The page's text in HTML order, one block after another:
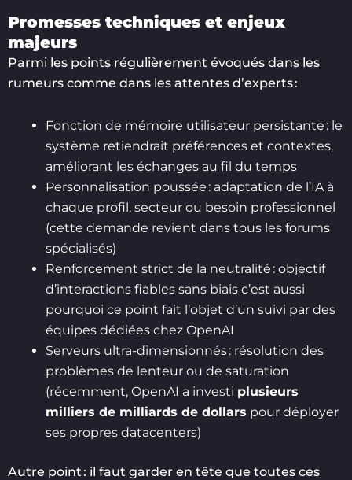
Promesses techniques et enjeux
majeurs
Parmi les points régulièrement évoqués dans les
rumeurs comme dans les attentes d’experts :
Fonction de mémoire utilisateur persistante : le
système retiendrait préférences et contextes,
améliorant les échanges au fil du temps
Personnalisation poussée : adaptation de l’IA à
chaque profil, secteur ou besoin professionnel
(cette demande revient dans tous les forums
spécialisés)
Renforcement strict de la neutralité : objectif
d’interactions fiables sans biais c’est aussi
pourquoi ce point fait l’objet d’un suivi par des
équipes dédiées chez OpenAI
Serveurs ultra-dimensionnés : résolution des
problèmes de lenteur ou de saturation
(récemment, OpenAI a investi plusieurs
milliers de milliards de dollars pour déployer
ses propres datacenters)
Autre point : il faut garder en tête que toutes ces